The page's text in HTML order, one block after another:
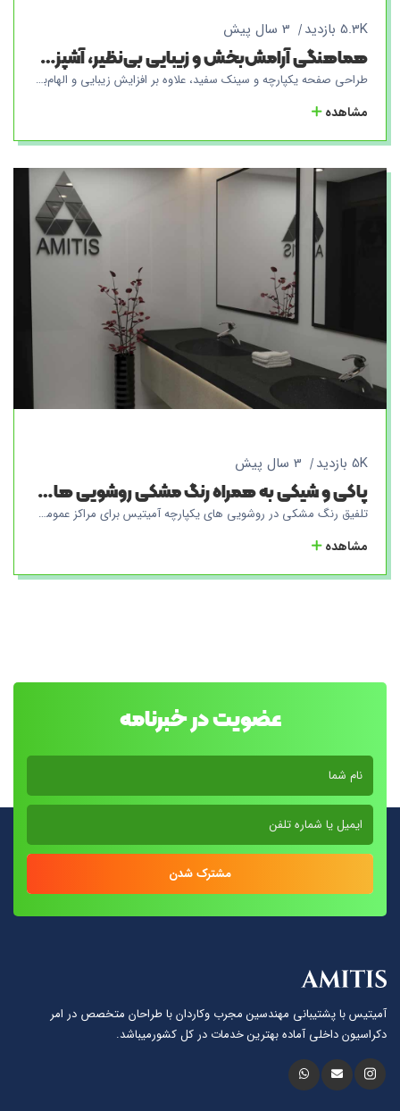
5.3K بازدید 3 سال پیش
هماهنگی آرامش‌بخش و زیبایی بی‌نظیر، آشپزخانه‌ای الهام بخش با صفحه و سینک یکپارچه سفید
طراحی صفحه یکپارچه و سینک سفید، علاوه بر افزایش زیبایی و الهام‌بخشی آشپزخانه، به دلیل پوشش یک تیکه‌ای صفحه و سینک، به شما این امکان را می‌دهد که به راحتی آنها را تمیز و پاک نگه دارید. همچنین این پوشش یکپارچه صفحه و سینک، بدون درزهای اضافی، جایی برای رسوب گرفتن ذرات و آلودگی‌های ریز را برایشان فراهم نمی‌کند. به همین دلیل، صفحه یکپارچه و سینک سفید، انتخابی مناسب برای کسانی هستند که به دنبال آشپزخانه‌ای ساده و زیبا هستند و در عین حال دوست دارند که آشپزخانه‌ای همیشه پاک و درخشان داشته باشند.
مشاهده
5K بازدید 3 سال پیش
پاکی و شیکی به همراه رنگ مشکی روشویی های یکپارچه آمیتیس برای مراکز عمومی
تلفیق رنگ مشکی در روشویی های یکپارچه آمیتیس برای مراکز عمومی، امکان آنتی باکتریال تمیز کردن راحت را به دلیل نصب آن به دیوار فراهم می کند. با نصب روشویی به دیوار، نیازی به نصب زیر کار و یا روشویی های جداگانه نیست و این باعث می شود که تمیز کردن سطح پایین روشویی به راحتی صورت بگیرد. همچنین، استفاده از محصولات یکپارچه آمیتیس، تضمین می کند که هیچ درزی در روشویی و صفحه یافت نمی شود و به این ترتیب احتمال انباشت باکتری ها در محل های پنهان کاهش پیدا می کند. این تلفیق، علاوه بر افزایش بهداشت و سلامت در مراکز عمومی، به دلیل طراحی زیبا و مدرن، زیبایی و شکوه به فضای محیطی نیز می بخشد.
مشاهده
عضویت در خبرنامه
مشترک شدن
آمیتیس با پشتيبانى مهندسين مجرب وكاردان با طراحان متخصص در امر
دكراسيون داخلى آماده بهترين خدمات در كل كشورمیباشد.